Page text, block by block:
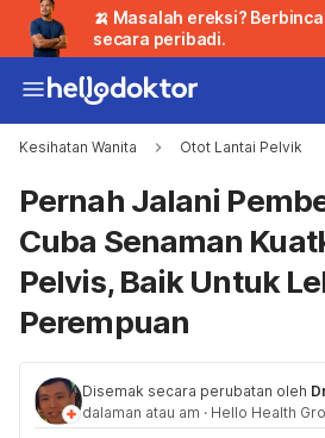
🍌 Masalah ereksi?
secara peribadi.
Kesihatan Wanita Otot Lantai Pelvik
Pernah Jalani
Cuba Senaman
Pelvis, Baik Untuk
Perempuan
Disemak secara perubatan oleh
dalaman atau am · Hello Health